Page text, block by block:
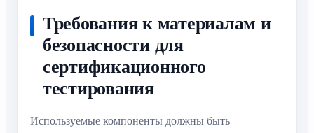
Требования к материалам и
безопасности для
сертификационного
тестирования
Используемые компоненты должны быть